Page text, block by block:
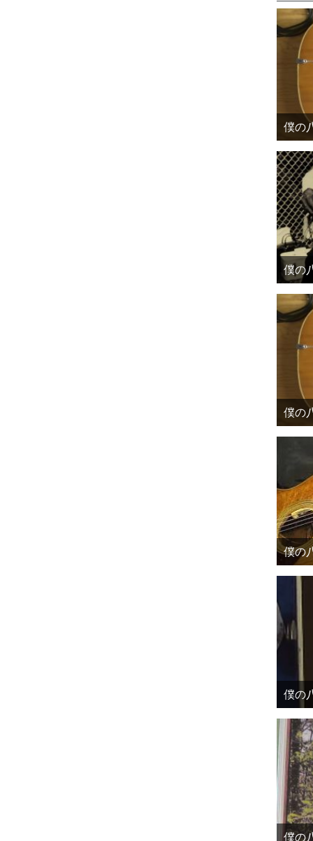
僕の
僕の
僕の
僕の
僕の
僕の